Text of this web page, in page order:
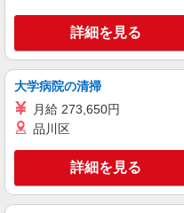
茨木市駅＊
デイ
時給
茨木市
キープ
派遣社員
株式会社kotrio /●KT-H-1991127
詳細を見る
大学病院の清掃
月給 273,650円
品川区
詳細を見る